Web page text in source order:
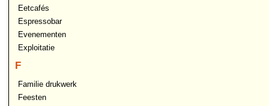
Eetcafés
Espressobar
Evenementen
Exploitatie
F
Familie drukwerk
Feesten